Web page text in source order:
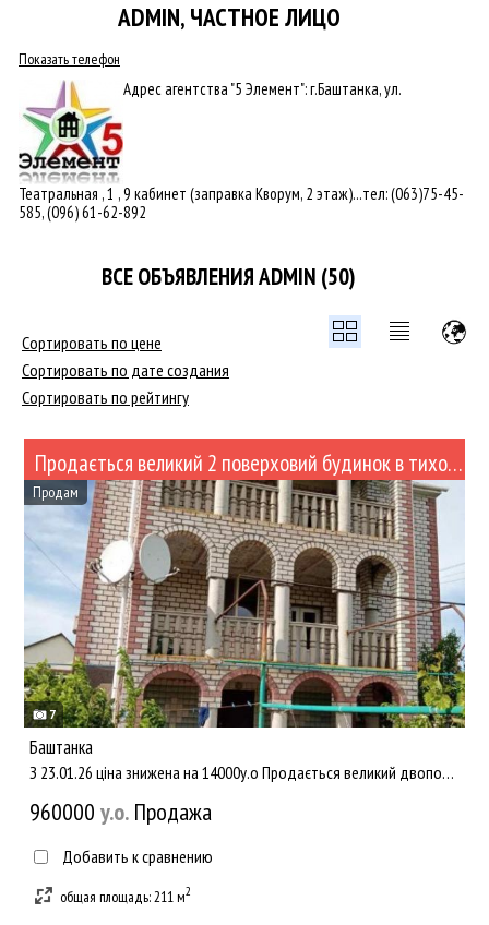
ADMIN, ЧАСТНОЕ ЛИЦО
Показать телефон
Адрес агентства "5 Элемент": г.Баштанка, ул.
Театральная , 1 , 9 кабинет (заправка Кворум, 2 этаж)...тел: (063)75-45-
585, (096) 61-62-892
ВСЕ ОБЪЯВЛЕНИЯ ADMIN (50)
Сортировать по цене
Сортировать по дате создания
Сортировать по рейтингу
Продається великий 2 поверховий будинок в тихому та зручному місці (№485)
7
Продам
Баштанка
З 23.01.26 ціна знижена на 14000у.о Продається великий двоповерховий будинок в тихому та зручному місці Башта...
960000 y.о. Продажа
Добавить к сравнению
общая площадь: 211 м2